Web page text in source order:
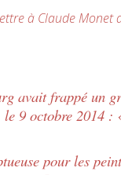
du 29
avait frappé un
le 9 octobre 2014
pour les